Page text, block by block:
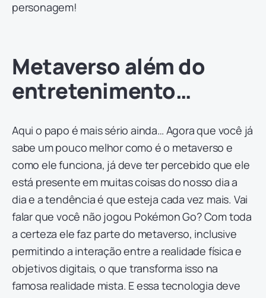
personagem!
Metaverso além do
entretenimento…
Aqui o papo é mais sério ainda… Agora que você já
sabe um pouco melhor como é o metaverso e
como ele funciona, já deve ter percebido que ele
está presente em muitas coisas do nosso dia a
dia e a tendência é que esteja cada vez mais. Vai
falar que você não jogou Pokémon Go? Com toda
a certeza ele faz parte do metaverso, inclusive
permitindo a interação entre a realidade física e
objetivos digitais, o que transforma isso na
famosa realidade mista. E essa tecnologia deve